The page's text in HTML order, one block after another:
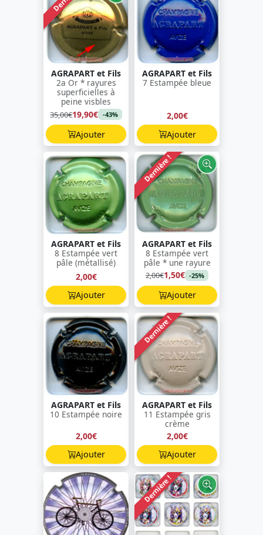
AGRAPART et Fils
2a Or * rayures
superficielles à
peine visbles
35,00€19,90€ -43%
Ajouter
AGRAPART et Fils
7 Estampée bleue
2,00€
Ajouter
AGRAPART et Fils
8 Estampée vert
pâle (métallisé)
2,00€
Ajouter
Dernière !
AGRAPART et Fils
8 Estampée vert
pâle * une rayure
2,00€1,50€ -25%
Ajouter
AGRAPART et Fils
10 Estampée noire
2,00€
Ajouter
Dernière !
AGRAPART et Fils
11 Estampée gris
crème
2,00€
Ajouter
Dernière !